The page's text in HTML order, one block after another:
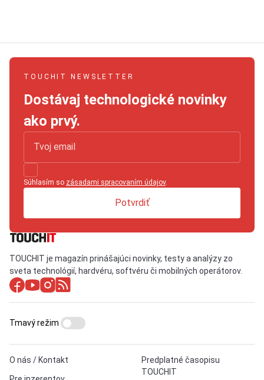
TOUCHIT NEWSLETTER
Dostávaj technologické novinky
ako prvý.
Súhlasím so zásadami spracovaním údajov.
Potvrdiť
TOUCHIT je magazín prinášajúci novinky, testy a analýzy zo
sveta technológií, hardvéru, softvéru či mobilných operátorov.
O nás / Kontakt
Predplatné časopisu
TOUCHIT
Tmavý režim